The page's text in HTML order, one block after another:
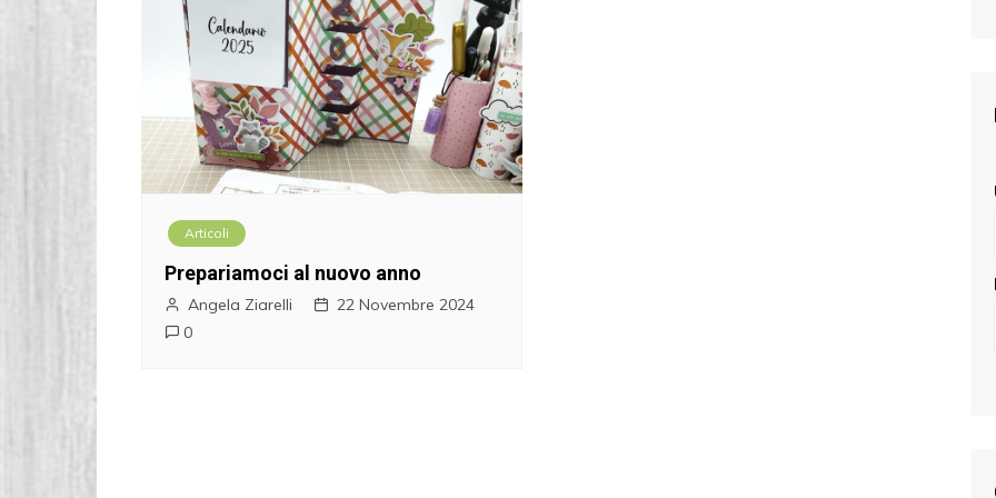
Articoli
Prepariamoci al nuovo anno
Angela Ziarelli
22 Novembre 2024
0